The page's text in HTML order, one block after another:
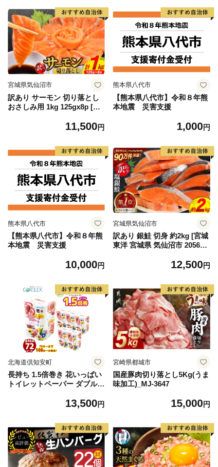
宮城県気仙沼市
訳あり サーモン 切り落とし
おさしみ用 1kg 125gx8p [足
4313] 魚 魚介類 鮭 お刺し身
介
11,500円
熊本県八代市
【熊本県八代市】令和８年熊
本地震 災害支援
1,000円
熊本県八代市
【熊本県八代市】令和８年熊
本地震 災害支援
10,000円
宮城県気仙沼市
訳あり 銀鮭 切身 約2kg [宮城
東洋 宮城県 気仙沼市 205649
格外 不揃い さけ サケ 鮭切身
切り身 魚 わけあり
12,500円
北海道倶知安町
長持ち 1.5倍巻き 花いっぱい
トイレットペーパー ダブル 4
プリント ハーブ 香り付き 日
品 備蓄 送料無料 北海道 倶知
安町 日用品
13,500円
宮崎県都城市
国産豚肉切り落とし5Kg(うま
味加工)_MJ-3647
15,000円